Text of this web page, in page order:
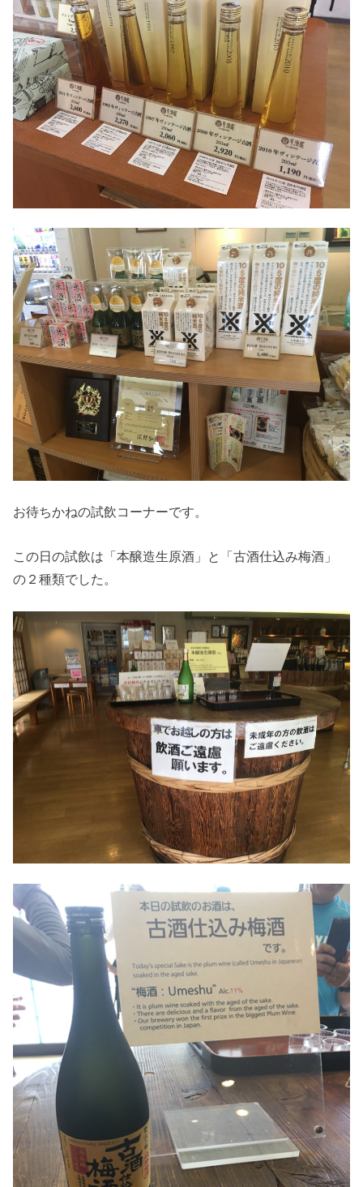
お待ちかねの試飲コーナーです。
この日の試飲は「本醸造生原酒」と「古酒仕込み梅酒」
の２種類でした。